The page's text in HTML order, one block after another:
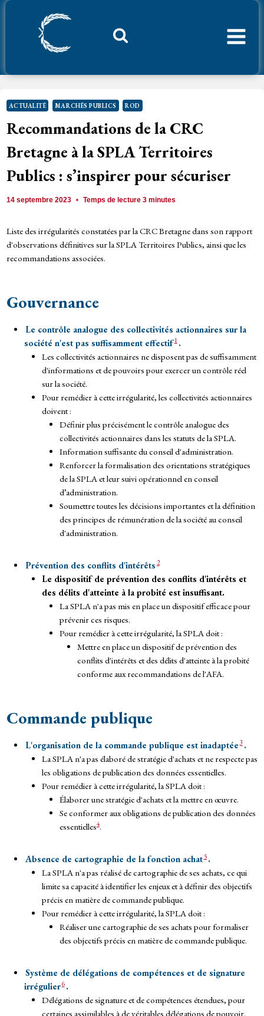
Aller
ACTUALITÉ MARCHÉS PUBLICS ROD
Recommandations de la CRC
Bretagne à la SPLA Territoires
Publics : s’inspirer pour sécuriser
14 septembre 2023 Temps de lecture3 minutes
Liste des irrégularités constatées par la CRC Bretagne dans son rapport
d'observations définitives sur la SPLA Territoires Publics, ainsi que les
recommandations associées.
Gouvernance
Le contrôle analogue des collectivités actionnaires sur la
société n'est pas suffisamment effectif 1 .
Les collectivités actionnaires ne disposent pas de suffisamment
d'informations et de pouvoirs pour exercer un contrôle réel
sur la société.
Pour remédier à cette irrégularité, les collectivités actionnaires
doivent :
Définir plus précisément le contrôle analogue des
collectivités actionnaires dans les statuts de la SPLA.
Information suffisante du conseil d'administration.
Renforcer la formalisation des orientations stratégiques
de la SPLA et leur suivi opérationnel en conseil
d’administration.
Soumettre toutes les décisions importantes et la définition
des principes de rémunération de la société au conseil
d'administration.
Prévention des conflits d'intérêts 2
Le dispositif de prévention des conflits d'intérêts et
des délits d'atteinte à la probité est insuffisant.
La SPLA n'a pas mis en place un dispositif efficace pour
prévenir ces risques.
Pour remédier à cette irrégularité, la SPLA doit :
Mettre en place un dispositif de prévention des
conflits d'intérêts et des délits d'atteinte à la probité
conforme aux recommandations de l'AFA.
Commande publique
L'organisation de la commande publique est inadaptée3 .
La SPLA n'a pas élaboré de stratégie d'achats et ne respecte pas
les obligations de publication des données essentielles.
Pour remédier à cette irrégularité, la SPLA doit :
Élaborer une stratégie d'achats et la mettre en œuvre.
Se conformer aux obligations de publication des données
essentielles4.
Absence de cartographie de la fonction achat 5 .
La SPLA n'a pas réalisé de cartographie de ses achats, ce qui
limite sa capacité à identifier les enjeux et à définir des objectifs
précis en matière de commande publique.
Pour remédier à cette irrégularité, la SPLA doit :
Réaliser une cartographie de ses achats pour formaliser
des objectifs précis en matière de commande publique.
Système de délégations de compétences et de signature
irrégulier6 .
Délégations de signature et de compétences étendues, pour
certaines assimilables à de véritables délégations de pouvoir.